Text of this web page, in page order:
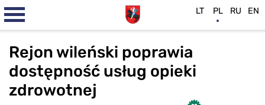
Rejon wileński poprawia
dostępność usług opieki
zdrowotnej
LT PL RU EN